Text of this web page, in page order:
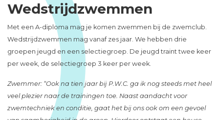
Wedstrijdzwemmen
Met een A-diploma mag je komen zwemmen bij de zwemclub.
Wedstrijdzwemmen mag vanaf zes jaar. We hebben drie
groepen jeugd en een selectiegroep. De jeugd traint twee keer
per week, de selectiegroep 3 keer per week.
Zwemmer: “Ook na tien jaar bij P.W.C. ga ik nog steeds met heel
veel plezier naar de trainingen toe. Naast aandacht voor
zwemtechniek en conditie, gaat het bij ons ook om een gevoel